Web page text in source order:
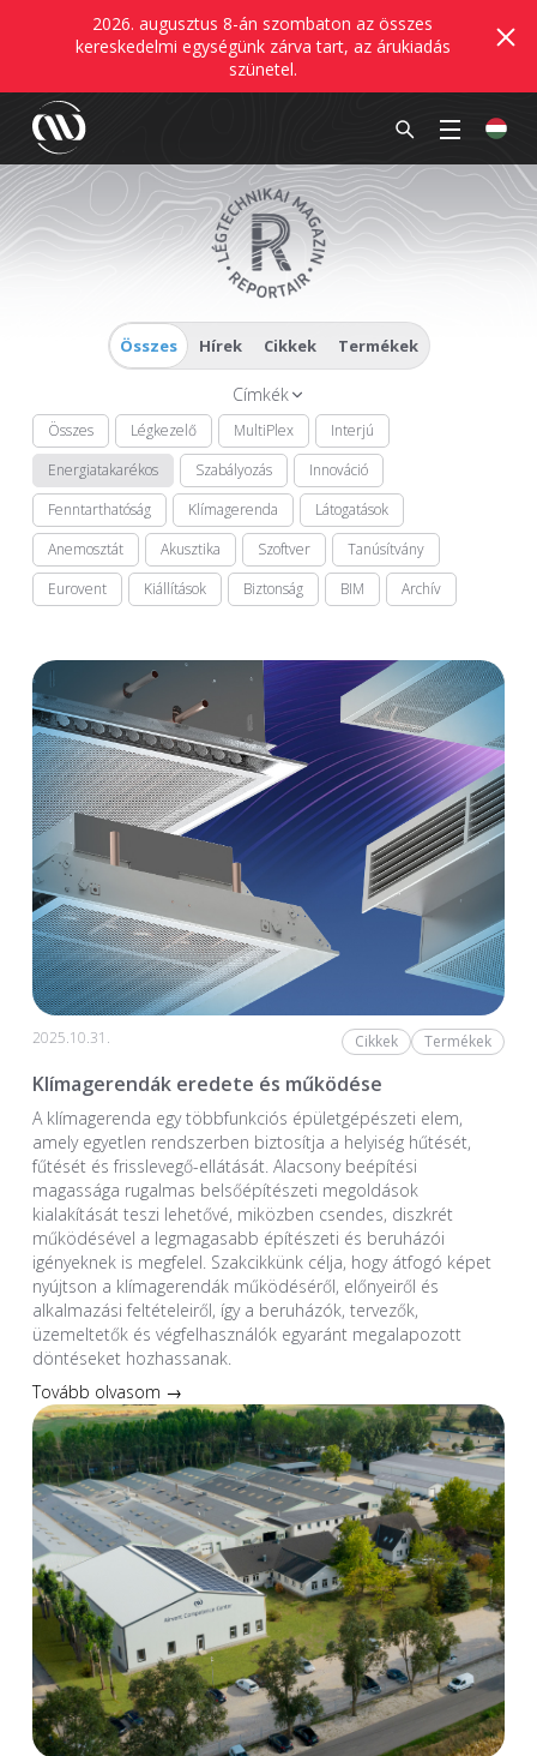
2026. augusztus 8-án szombaton az összes
kereskedelmi egységünk zárva tart, az árukiadás
szünetel.
Összes Hírek Cikkek Termékek
Címkék
Összes Légkezelő MultiPlex
Interjú
Energiatakarékos
Szabályozás
Innováció
Fenntarthatóság
Klímagerenda
Látogatások
Anemosztát
Akusztika Szoftver
Tanúsítvány
Eurovent
Kiállítások Biztonság BIM Archív
2025.10.31. Cikkek Termékek
Klímagerendák eredete és működése
A klímagerenda egy többfunkciós épületgépészeti elem,
amely egyetlen rendszerben biztosítja a helyiség hűtését,
fűtését és frisslevegő-ellátását. Alacsony beépítési
magassága rugalmas belsőépítészeti megoldások
kialakítását teszi lehetővé, miközben csendes, diszkrét
működésével a legmagasabb építészeti és beruházói
igényeknek is megfelel. Szakcikkünk célja, hogy átfogó képet
nyújtson a klímagerendák működéséről, előnyeiről és
alkalmazási feltételeiről, így a beruházók, tervezők,
üzemeltetők és végfelhasználók egyaránt megalapozott
döntéseket hozhassanak.
Tovább olvasom →